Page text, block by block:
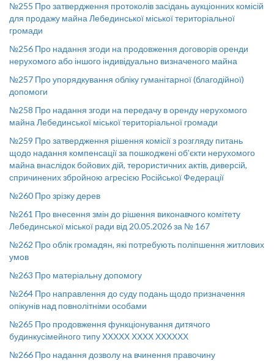
№255 Про затвердження протоколів засідань аукціонних комісій
для продажу майна Лебединської міської територіальної
громади
№256 Про надання згоди на продовження договорів оренди
нерухомого або іншого індивідуально визначеного майна
№257 Про упорядкування обліку гуманітарної (благодійної)
допомоги
№258 Про надання згоди на передачу в оренду нерухомого
майна Лебединської міської територіальної громади
№259 Про затвердження рішення комісії з розгляду питань
щодо надання компенсації за пошкоджені об’єкти нерухомого
майна внаслідок бойових дій, терористичних актів, диверсій,
спричинених збройною агресією Російської Федерації
№260 Про зрізку дерев
№261 Про внесення змін до рішення виконавчого комітету
Лебединської міської ради від 20.05.2026 за № 167
№262 Про облік громадян, які потребують поліпшення житлових
умов
№263 Про матеріальну допомогу
№264 Про направлення до суду подань щодо призначення
опікунів над повнолітніми особами
№265 Про продовження функціонування дитячого
будинкусімейного типу ХХХХХ ХХХХ ХХХХХХ
№266 Про надання дозволу на вчинення правочину